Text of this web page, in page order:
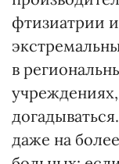
фтизиатрии
в
учреждениях,
даже на